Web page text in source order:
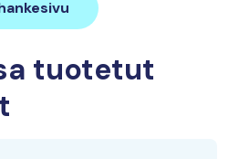
tuotetut